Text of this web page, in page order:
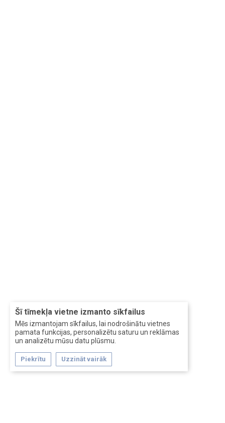
Šī tīmekļa vietne izmanto sīkfailus
Mēs izmantojam sīkfailus, lai nodrošinātu vietnes
pamata funkcijas, personalizētu saturu un reklāmas
un analizētu mūsu datu plūsmu.
Piekrītu Uzzināt vairāk